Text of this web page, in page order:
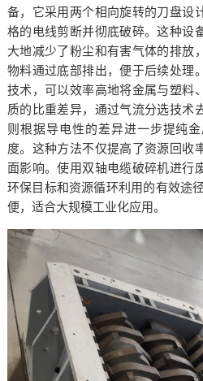
备，它采用两个相向旋转的刀盘设
格的电线剪断并彻底破碎。这种设
大地减少了粉尘和有害气体的排放
物料通过底部排出，便于后续处理
技术，可以效率高地将金属与塑料
质的比重差异，通过气流分选技术
则根据导电性的差异进一步提纯
度。这种方法不仅提高了资源回收
面影响。使用双轴电缆破碎机进行
环保目标和资源循环利用的有效途
便，适合大规模工业化应用。